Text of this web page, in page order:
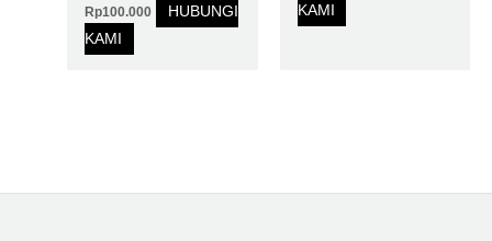
Rp100.000
HUBUNGI
KAMI
KAMI